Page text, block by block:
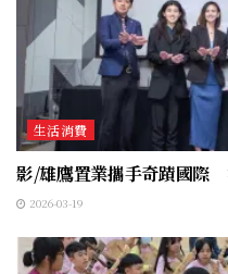
生活消費
影/雄鷹置業攜手奇蹟國際
2026-03-19